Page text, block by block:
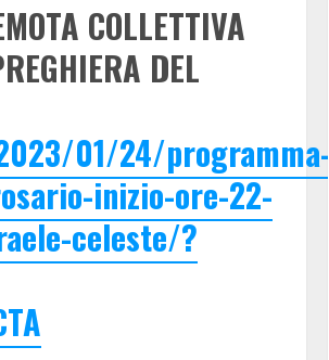
COLLETTIVA
DEL
01/24/programma-
inizio-ore-22-
celeste/?